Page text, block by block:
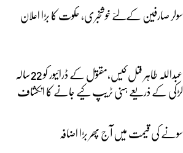
سولر صارفین کےلئے خوشخبری، حکوت کا بڑا اعلان
عبداللہ طاہر قتل کیس،مقتول کے ڈرائیور کو 22سالہ
لڑکی کے ذریعے ہنی ٹریپ کیے جانے کا انکشاف
سونے کی قیمت میں آج پھر بڑا اضافہ